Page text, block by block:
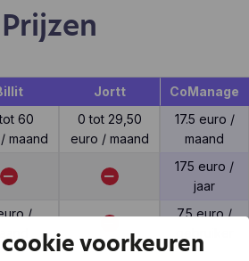
Prijzen
Jortt
CoManage
60
maand
0 tot 29,50
euro / maand
17.5 euro /
maand
175 euro /
jaar
/
7.5 euro /
voorkeuren